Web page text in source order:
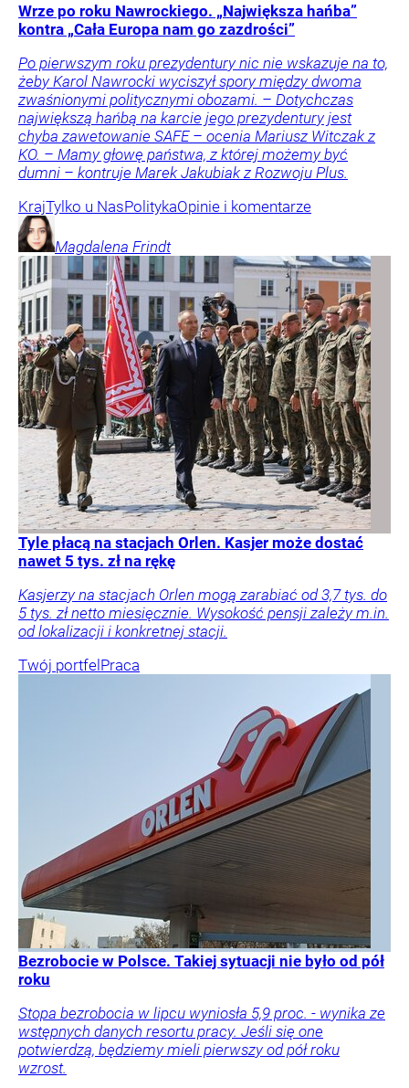
Wrze po roku Nawrockiego. „Największa hańba”
kontra „Cała Europa nam go zazdrości”
Po pierwszym roku prezydentury nic nie wskazuje na to,
żeby Karol Nawrocki wyciszył spory między dwoma
zwaśnionymi politycznymi obozami. – Dotychczas
największą hańbą na karcie jego prezydentury jest
chyba zawetowanie SAFE – ocenia Mariusz Witczak z
KO. – Mamy głowę państwa, z której możemy być
dumni – kontruje Marek Jakubiak z Rozwoju Plus.
KrajTylko u NasPolitykaOpinie i komentarze
Magdalena Frindt
Tyle płacą na stacjach Orlen. Kasjer może dostać
nawet 5 tys. zł na rękę
Kasjerzy na stacjach Orlen mogą zarabiać od 3,7 tys. do
5 tys. zł netto miesięcznie. Wysokość pensji zależy m.in.
od lokalizacji i konkretnej stacji.
Twój portfelPraca
Bezrobocie w Polsce. Takiej sytuacji nie było od pół
roku
Stopa bezrobocia w lipcu wyniosła 5,9 proc. - wynika ze
wstępnych danych resortu pracy. Jeśli się one
potwierdzą, będziemy mieli pierwszy od pół roku
wzrost.